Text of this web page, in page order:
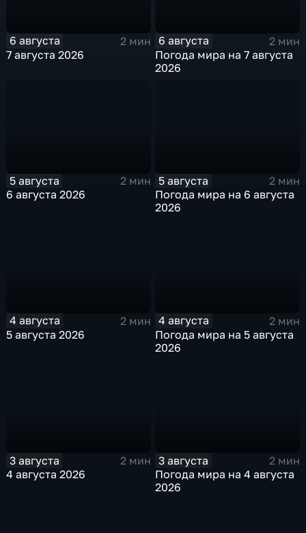
6 августа
2 мин
7 августа 2026
6 августа
2 мин
Погода мира на 7 августа
2026
5 августа
2 мин
6 августа 2026
5 августа
2 мин
Погода мира на 6 августа
2026
4 августа
2 мин
5 августа 2026
4 августа
2 мин
Погода мира на 5 августа
2026
3 августа
2 мин
4 августа 2026
3 августа
2 мин
Погода мира на 4 августа
2026